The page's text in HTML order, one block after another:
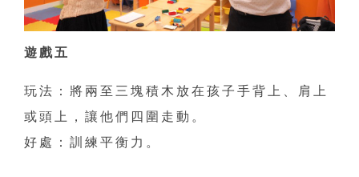
遊戲五
玩法：將兩至三塊積木放在孩子手背上、肩上
或頭上，讓他們四圍走動。
好處：訓練平衡力。